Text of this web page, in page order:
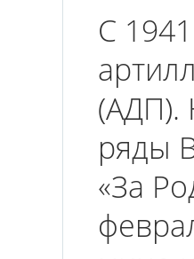
С
(АДП).
ряды
«За